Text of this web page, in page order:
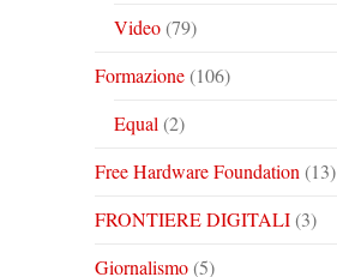
Video(79)
Formazione(106)
Equal (2)
Free Hardware Foundation (13)
FRONTIERE DIGITALI(3)
Giornalismo(5)